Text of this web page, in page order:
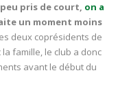
pris de court, on a
un moment moins
deux coprésidents de
la famille, le club a donc
avant le début du